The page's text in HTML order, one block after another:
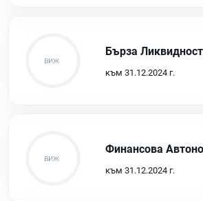
Бърза Ликвидност
към 31.12.2024 г.
Финансова
към 31.12.2024 г.